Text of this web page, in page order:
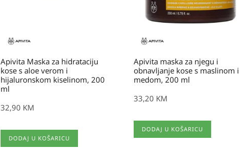
Apivita Maska za hidrataciju
kose s aloe verom i
hijaluronskom kiselinom, 200
ml
32,90 KM
DODAJ U KOŠARICU
Apivita maska za njegu i
obnavljanje kose s maslinom i
medom, 200 ml
33,20 KM
DODAJ U KOŠARICU